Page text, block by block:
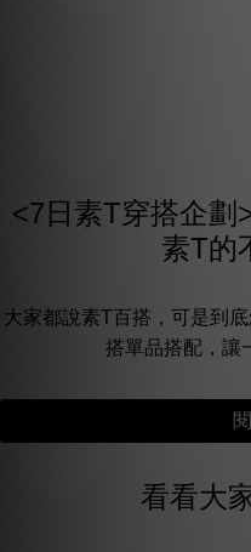
<7日素T穿搭企劃
素T的
大家都說素T百搭，可是到
搭單品搭配，讓
看看大